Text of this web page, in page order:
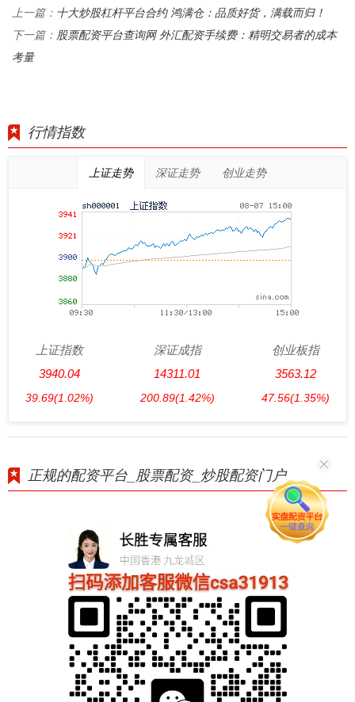
上一篇： 十大炒股杠杆平台合约 鸿满仓：品质好货，满载而归！
下一篇： 股票配资平台查询网 外汇配资手续费：精明交易者的成本
考量
行情指数
上证走势 深证走势 创业走势
上证指数
3940.04
39.69(1.02%)
深证成指
14311.01
200.89(1.42%)
创业板指
3563.12
47.56(1.35%)
正规的配资平台_股票配资_炒股配资门户